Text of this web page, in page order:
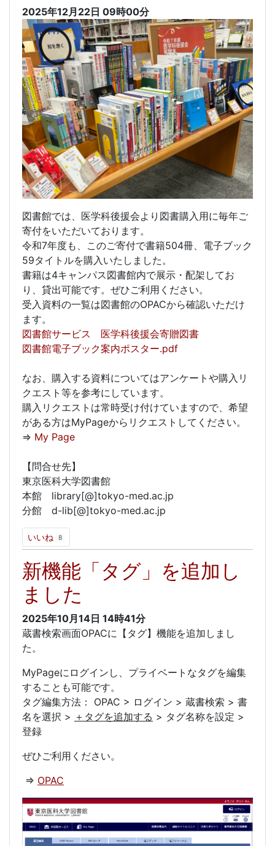
2025年12月22日 09時00分
図書館では、医学科後援会より図書購入用に毎年ご
寄付をいただいております。
令和7年度も、このご寄付で書籍504冊、電子ブック
59タイトルを購入いたしました。
書籍は4キャンパス図書館内で展示・配架してお
り、貸出可能です。ぜひご利用ください。
受入資料の一覧は図書館のOPACから確認いただけ
ます。
図書館サービス 医学科後援会寄贈図書
図書館電子ブック案内ポスター.pdf
なお、購入する資料についてはアンケートや購入リ
クエスト等を参考にしています。
購入リクエストは常時受け付けていますので、希望
がある方はMyPageからリクエストしてください。
⇒ My Page
【問合せ先】
東京医科大学図書館
本館 library[@]tokyo-med.ac.jp
分館 d-lib[@]tokyo-med.ac.jp
いいね 8
新機能「タグ」を追加し
ました
2025年10月14日 14時41分
蔵書検索画面OPACに【タグ】機能を追加しまし
た。
MyPageにログインし、プライベートなタグを編集
することも可能です。
タグ編集方法： OPAC > ログイン > 蔵書検索 > 書
名を選択 > ＋タグを追加する > タグ名称を設定 >
登録
ぜひご利用ください。
⇒ OPAC